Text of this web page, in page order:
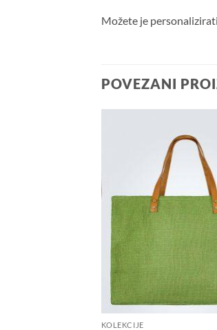
Možete je
POVEZANI
KOLEKCIJE